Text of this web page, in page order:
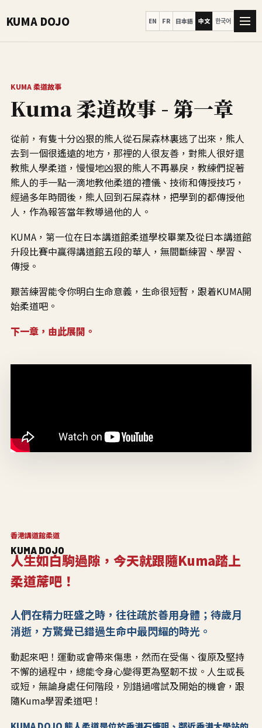
KUMA DOJO EN FR 日本語 中文 한국어
KUMA 柔道故事
Kuma 柔道故事 - 第一章
從前，有隻十分凶狠的熊人從石屎森林裏逃了出來，熊人
去到一個很遙遠的地方，那裡的人很友善，對熊人很好還
教熊人學柔道，慢慢地凶狠的熊人不再暴戾，教練們捉著
熊人的手一點一滴地教他柔道的禮儀、技術和傳授技巧，
經過多年時間後，熊人回到石屎森林，把學到的都傳授他
人，作為報答當年教導過他的人。
KUMA，第一位在日本講道館柔道學校畢業及從日本講道館
升段比賽中贏得講道館五段的華人，無間斷練習、學習、
傳授。
艱苦練習能令你明白生命意義，生命很短暫，跟着KUMA開
始柔道吧。
下一章，由此展開。
香港講道館柔道
KUMA DOJO
人生如白駒過隙，今天就跟隨Kuma踏上
柔道蓆吧！
人們在精力旺盛之時，往往疏於善用身體；待歲月
消逝，方驚覺已錯過生命中最閃耀的時光。
動起來吧！運動或會帶來傷患，然而在受傷、復原及堅持
不懈的過程中，總能令身心變得更為堅韌不拔。人生或長
或短，無論身處任何階段，別錯過嚐試及開始的機會，跟
隨Kuma學習柔道吧！